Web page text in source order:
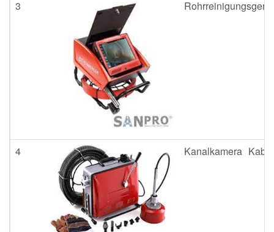
3 Rohrreinigungsgerät
4 Kanalkamera